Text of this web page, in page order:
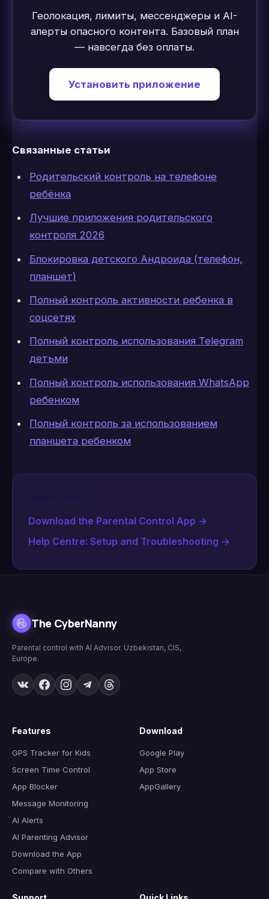
Геолокация, лимиты, мессенджеры и AI-
алерты опасного контента. Базовый план
— навсегда без оплаты.
Установить приложение
Связанные статьи
Родительский контроль на телефоне
ребёнка
Лучшие приложения родительского
контроля 2026
Блокировка детского Андроида (телефон,
планшет)
Полный контроль активности ребенка в
соцсетях
Полный контроль использования Telegram
детьми
Полный контроль использования WhatsApp
ребенком
Полный контроль за использованием
планшета ребенком
Download the Parental Control App →
Help Centre: Setup and Troubleshooting →
The CyberNanny
Parental control with AI Advisor. Uzbekistan, CIS,
Europe.
Features
GPS Tracker for Kids
Screen Time Control
App Blocker
Message Monitoring
AI Alerts
AI Parenting Advisor
Download the App
Compare with Others
Download
Google Play
App Store
AppGallery